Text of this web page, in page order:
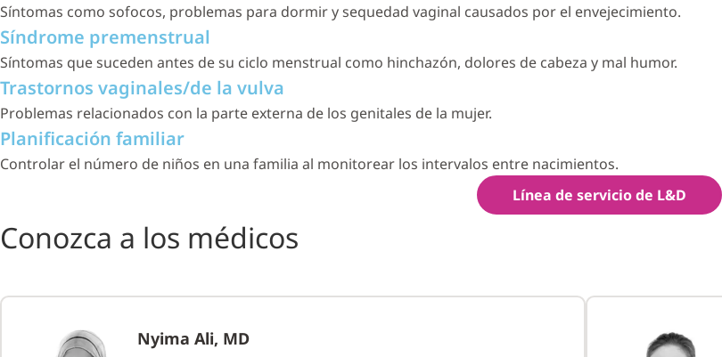
Síntomas como sofocos, problemas para dormir y sequedad vaginal causados por el envejecimiento.
Síndrome premenstrual
Síntomas que suceden antes de su ciclo menstrual como hinchazón, dolores de cabeza y mal humor.
Trastornos vaginales/de la vulva
Problemas relacionados con la parte externa de los genitales de la mujer.
Planificación familiar
Controlar el número de niños en una familia al monitorear los intervalos entre nacimientos.
Línea de servicio de L&D
Conozca a los médicos
Nyima Ali, MD